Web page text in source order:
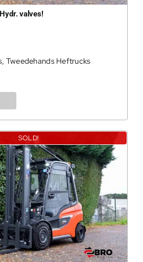
valves!
, Tweedehands Heftrucks
SOLD!
200Kg =
200Kg